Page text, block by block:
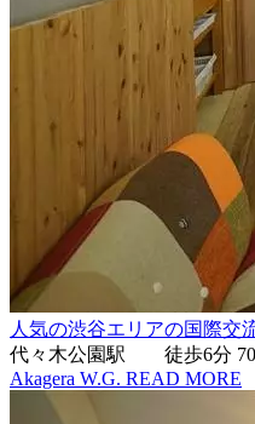
人気の渋谷エリアの国際交
代々木公園駅 徒歩6分
Akagera W.G. READ MORE